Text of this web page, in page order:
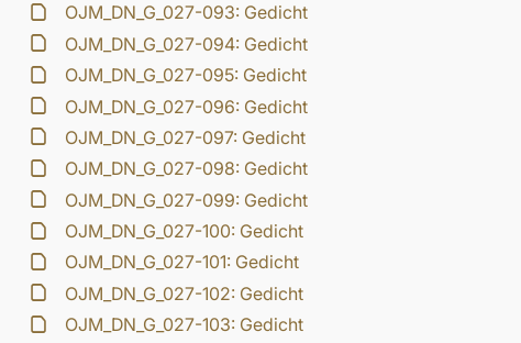
OJM_DN_G_027-093: Gedicht
OJM_DN_G_027-094: Gedicht
OJM_DN_G_027-095: Gedicht
OJM_DN_G_027-096: Gedicht
OJM_DN_G_027-097: Gedicht
OJM_DN_G_027-098: Gedicht
OJM_DN_G_027-099: Gedicht
OJM_DN_G_027-100: Gedicht
OJM_DN_G_027-101: Gedicht
OJM_DN_G_027-102: Gedicht
OJM_DN_G_027-103: Gedicht